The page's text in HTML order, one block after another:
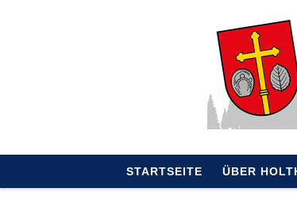
STARTSEITE ÜBER